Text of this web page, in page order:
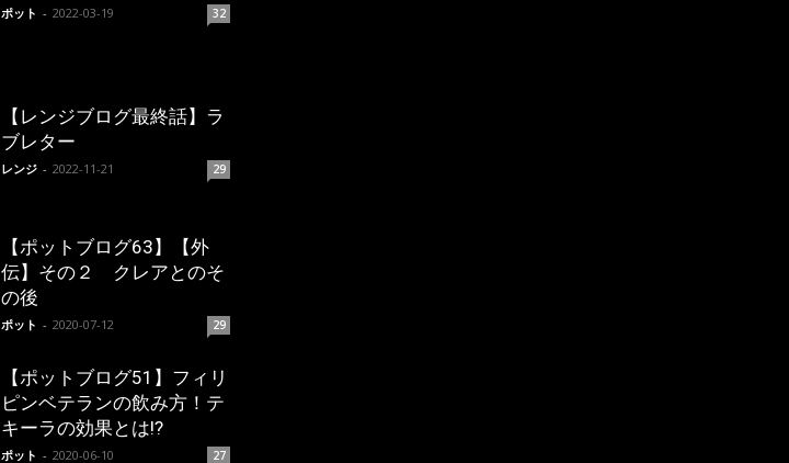
ポット - 2022-03-19 32
【レンジブログ最終話】ラ
ブレター
レンジ - 2022-11-21 29
【ポットブログ63】【外
伝】その２ クレアとのそ
の後
ポット - 2020-07-12 29
【ポットブログ51】フィリ
ピンベテランの飲み方！テ
キーラの効果とは!?
ポット - 2020-06-10 27